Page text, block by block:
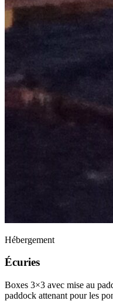
Hébergement
Écuries
Boxes 3×3 avec mise au
paddock attenant pour les